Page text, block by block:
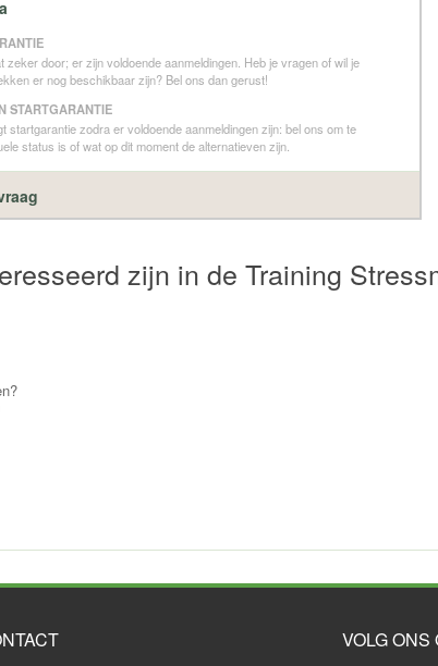
zeker door; er zijn voldoende aanmeldingen. Heb je vragen of wil je
er nog beschikbaar zijn? Bel ons dan gerust!
STARTGARANTIE
startgarantie zodra er voldoende aanmeldingen zijn: bel ons om te
status is of wat op dit moment de alternatieven zijn.
zijn in de Training
VOLG ONS